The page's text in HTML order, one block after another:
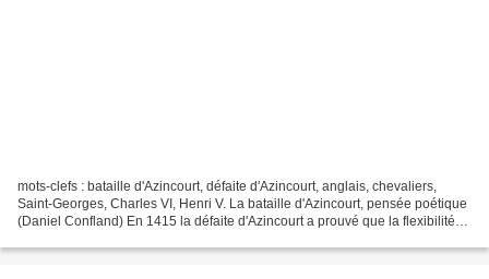
mots-clefs : bataille d'Azincourt, défaite d'Azincourt, anglais, chevaliers,
Saint-Georges, Charles VI, Henri V. La bataille d'Azincourt, pensée poétique
(Daniel Confland) En 1415 la défaite d'Azincourt a prouvé que la flexibilité